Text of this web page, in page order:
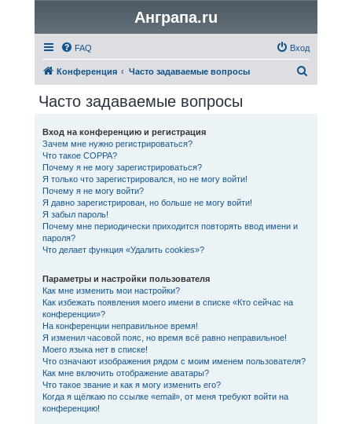
Анграпа.ru
FAQ Вход
Конференция Часто задаваемые вопросы
Часто задаваемые вопросы
Вход на конференцию и регистрация
Зачем мне нужно регистрироваться?
Что такое COPPA?
Почему я не могу зарегистрироваться?
Я только что зарегистрировался, но не могу войти!
Почему я не могу войти?
Я давно зарегистрирован, но больше не могу войти!
Я забыл пароль!
Почему мне периодически приходится повторять ввод имени и
пароля?
Что делает функция «Удалить cookies»?
Параметры и настройки пользователя
Как мне изменить мои настройки?
Как избежать появления моего имени в списке «Кто сейчас на
конференции»?
На конференции неправильное время!
Я изменил часовой пояс, но время всё равно неправильное!
Моего языка нет в списке!
Что означают изображения рядом с моим именем пользователя?
Как мне включить отображение аватары?
Что такое звание и как я могу изменить его?
Когда я щёлкаю по ссылке «email», от меня требуют войти на
конференцию!